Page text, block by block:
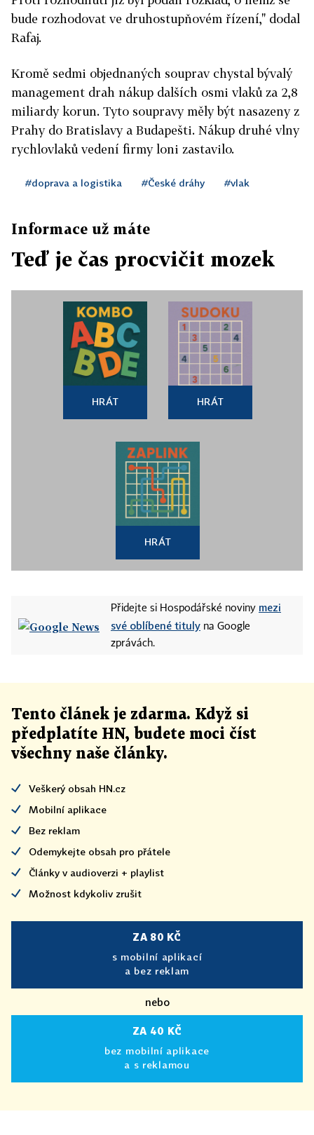
bude rozhodovat ve druhostupňovém řízení," dodal
Rafaj.
Kromě sedmi objednaných souprav chystal bývalý
management drah nákup dalších osmi vlaků za 2,8
miliardy korun. Tyto soupravy měly být nasazeny z
Prahy do Bratislavy a Budapešti. Nákup druhé vlny
rychlovlaků vedení firmy loni zastavilo.
#doprava a logistika #České dráhy #vlak
Informace už máte
Teď je čas procvičit mozek
HRÁT HRÁT
HRÁT
Přidejte si Hospodářské noviny mezi
své oblíbené tituly na Google
zprávách.
Tento článek je zdarma. Když si
předplatíte HN, budete moci číst
všechny naše články.
Veškerý obsah HN.cz
Mobilní aplikace
Bez reklam
Odemykejte obsah pro přátele
Články v audioverzi + playlist
Možnost kdykoliv zrušit
ZA 80 KČ
s mobilní aplikací
a bez reklam
nebo
ZA 40 KČ
bez mobilní aplikace
a s reklamou